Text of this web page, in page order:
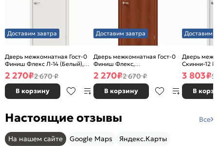
Доставим завтра
Дверь межкомнатная Гост-0
Финиш Флекс Л-14 (Белый),
глухая, каркасно-щитовая
2 270₽2 670 ₽
В корзину
Доставим завтра
Дверь межкомнатная Гост-0
Финиш Флекс,
Ламинированные Л-11
(ИталОрех), глухая, каркасно-
щитовая
2 270₽2 670 ₽
В корзину
Доставим
Дверь
Скинни-12
глухая,
3 803₽5
В
Настоящие отзывы Все
На нашем сайте Google Maps Яндекс.Карты